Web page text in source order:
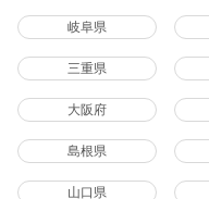
岐阜県
三重県
大阪府
島根県
山口県